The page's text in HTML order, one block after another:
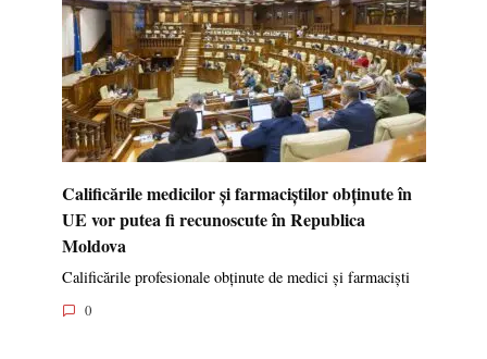
Calificările medicilor și farmaciștilor obținute în
UE vor putea fi recunoscute în Republica
Moldova
Calificările profesionale obținute de medici și farmaciști
0